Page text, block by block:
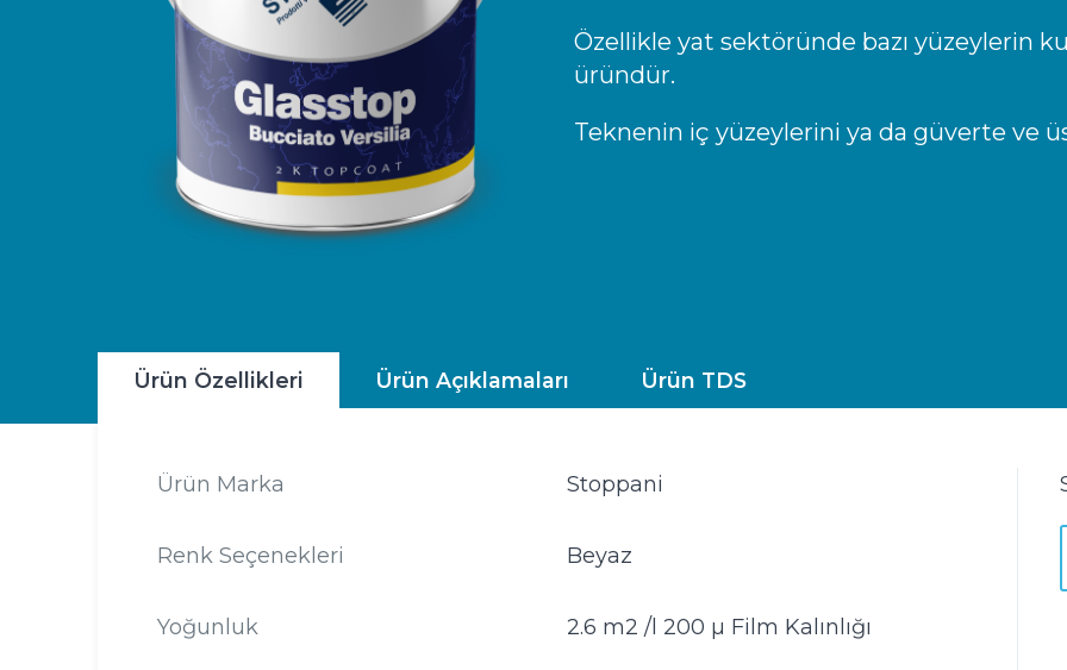
Özellikle yat sektöründe bazı yüzeylerin
üründür.
Teknenin iç yüzeylerini ya da güverte ve
Ürün Özellikleri Ürün Açıklamaları Ürün TDS
Ürün Marka Stoppani
Renk Seçenekleri Beyaz
Yoğunluk 2.6 m2 /l 200 µ Film Kalınlığı